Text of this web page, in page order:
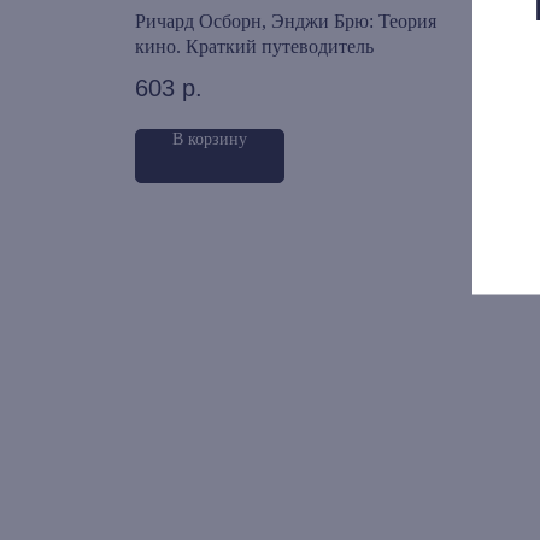
Ричард Осборн, Энджи Брю: Теория
кино. Краткий путеводитель
603 р.
В корзину